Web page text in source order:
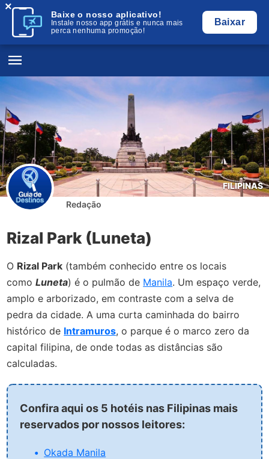
Baixe o nosso aplicativo!
Instale nosso app grátis e nunca mais
perca nenhuma promoção!
Baixar
×
FILIPINAS
Redação
Rizal Park (Luneta)
O Rizal Park (também conhecido entre os locais
comoLuneta) é o pulmão de Manila. Um espaço verde,
amplo e arborizado, em contraste com a selva de
pedra da cidade. A uma curta caminhada do bairro
histórico de Intramuros, o parque é o marco zero da
capital filipina, de onde todas as distâncias são
calculadas.
Confira aqui os 5 hotéis nas Filipinas mais
reservados por nossos leitores:
Okada Manila